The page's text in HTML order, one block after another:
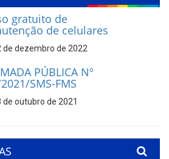
gratuito de
de celulares
de dezembro de 2022
PÚBLICA Nº
SMS-FMS
de outubro de 2021